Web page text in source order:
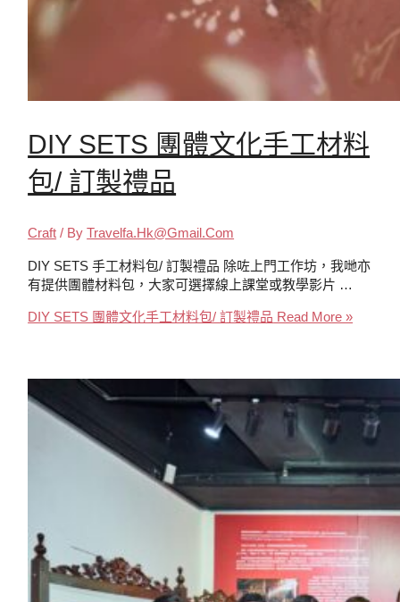
DIY SETS 團體文化手工材料
包/ 訂製禮品
Craft / ByTravelfa.hk@gmail.com
DIY SETS 手工材料包/ 訂製禮品 除咗上門工作坊，我哋亦
有提供團體材料包，大家可選擇線上課堂或教學影片 …
DIY SETS 團體文化手工材料包/ 訂製禮品 Read More »